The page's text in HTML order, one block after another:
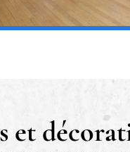
et